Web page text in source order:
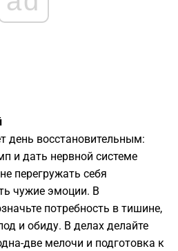
день восстановительным:
и дать нервной системе
перегружать себя
чужие эмоции. В
потребность в тишине,
и обиду. В делах делайте
две мелочи и подготовка к